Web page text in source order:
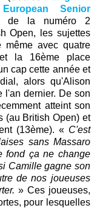
Senior
de la numéro 2
Open, les sujettes
avec quatre
la 16ème place
cap cette année et
alors qu'Alison
l'an dernier. De son
atteint son
(au British Open) et
(13ème). « C'est
sans Massaro
fond ça ne change
Camille gagne son
de nos joueuses
» Ces joueuses,
pour lesquelles